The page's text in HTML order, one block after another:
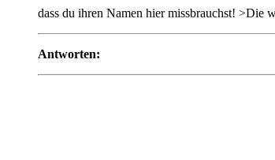
dass du ihren Namen hier missbrauchst! >Die
Antworten: